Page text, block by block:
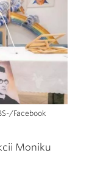
Facebook
Moniku